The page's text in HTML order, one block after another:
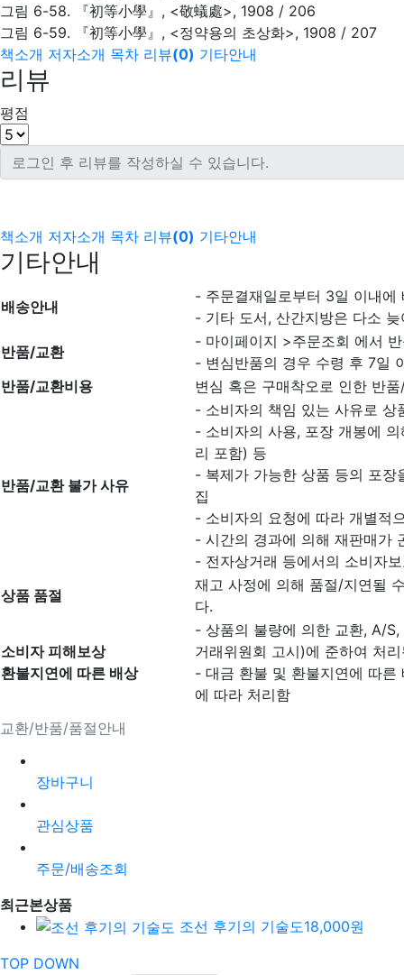
그림 6-58. 『初等小學』, <敬蟻處>, 1908 / 206
그림 6-59. 『初等小學』, <정약용의 초상화>, 1908 / 207
책소개 저자소개 목차 리뷰(0) 기타안내
리뷰
평점
책소개 저자소개 목차 리뷰(0) 기타안내
기타안내
교환/반품/품절안내
배송안내
- 주문결재일로부터 3일 이내에
- 기타 도서, 산간지방은 다소
반품/교환
- 마이페이지 >주문조회 에서
- 변심반품의 경우 수령 후 7일
반품/교환비용
변심 혹은 구매착오로 인한 반
반품/교환 불가 사유
- 소비자의 책임 있는 사유로
- 소비자의 사용, 포장 개봉에
리 포함) 등
- 복제가 가능한 상품 등의 포장
집
- 소비자의 요청에 따라 개별적
- 시간의 경과에 의해 재판매가
- 전자상거래 등에서의 소비자
상품 품절
재고 사정에 의해 품절/지연될
다.
소비자 피해보상
환불지연에 따른 배상
- 상품의 불량에 의한 교환, A/
거래위원회 고시)에 준하여 처
- 대금 환불 및 환불지연에 따른
에 따라 처리함
장바구니
관심상품
주문/배송조회
최근본상품
조선 후기의 기술도18,000원
TOP DOWN